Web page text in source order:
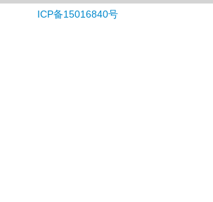
ICP备15016840号